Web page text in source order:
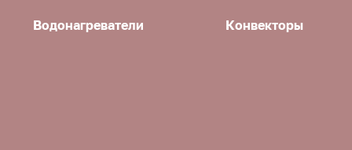
Водонагреватели Конвекторы